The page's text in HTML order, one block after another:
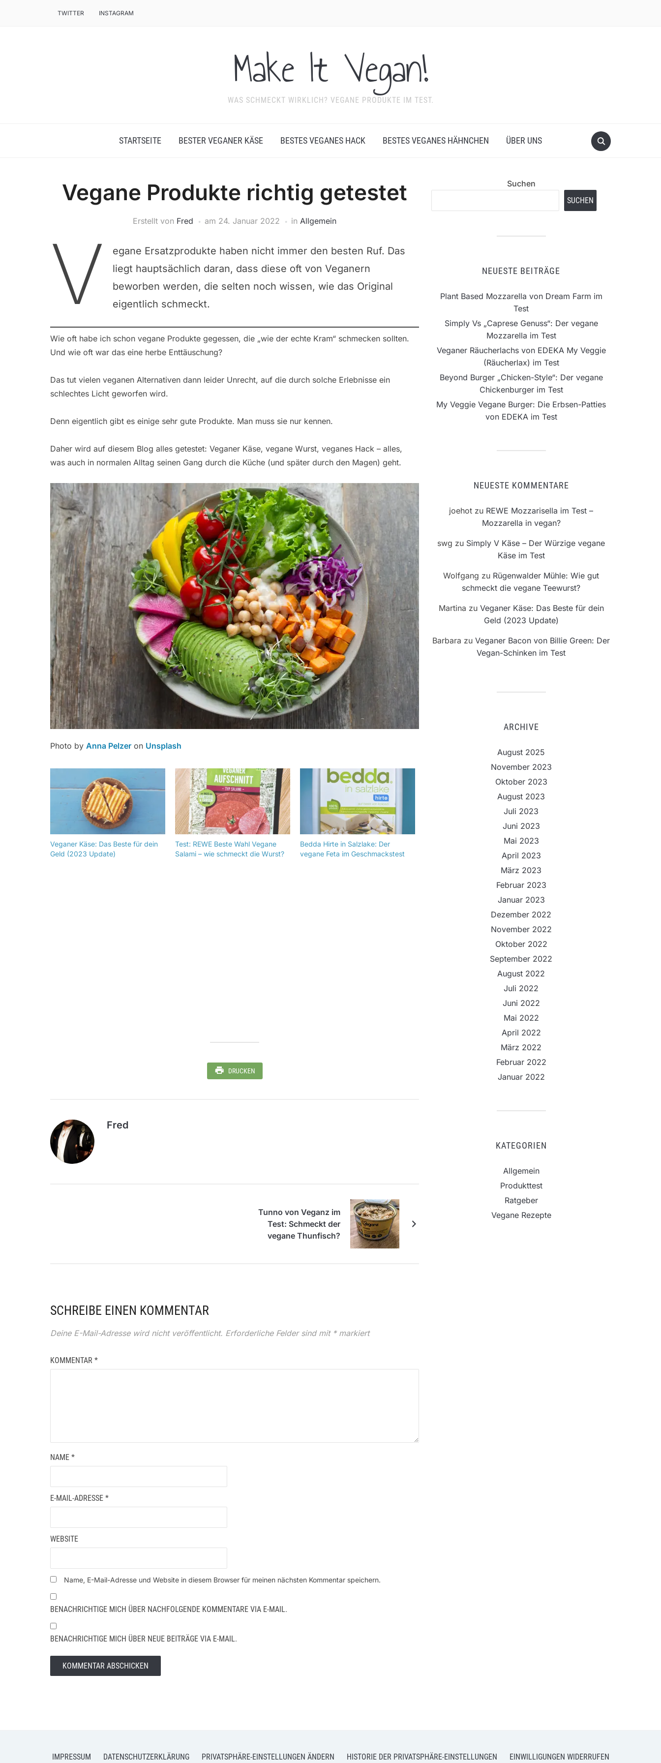
TWITTER INSTAGRAM
Make It Vegan!
WAS SCHMECKT WIRKLICH? VEGANE PRODUKTE IM TEST.
STARTSEITE BESTER VEGANER KÄSE BESTES VEGANES HACK BESTES VEGANES HÄHNCHEN ÜBER UNS
Vegane Produkte richtig getestet
Erstellt von Fred am 24. Januar 2022 in Allgemein
V
egane Ersatzprodukte haben nicht immer den besten Ruf. Das
liegt hauptsächlich daran, dass diese oft von Veganern
beworben werden, die selten noch wissen, wie das Original
eigentlich schmeckt.
Wie oft habe ich schon vegane Produkte gegessen, die „wie der echte Kram“ schmecken sollten.
Und wie oft war das eine herbe Enttäuschung?
Das tut vielen veganen Alternativen dann leider Unrecht, auf die durch solche Erlebnisse ein
schlechtes Licht geworfen wird.
Denn eigentlich gibt es einige sehr gute Produkte. Man muss sie nur kennen.
Daher wird auf diesem Blog alles getestet: Veganer Käse, vegane Wurst, veganes Hack – alles,
was auch in normalen Alltag seinen Gang durch die Küche (und später durch den Magen) geht.
Photo by Anna Pelzer on Unsplash
Veganer Käse: Das Beste für dein
Geld (2023 Update)
Test: REWE Beste Wahl Vegane
Salami – wie schmeckt die Wurst?
Bedda Hirte in Salzlake: Der
vegane Feta im Geschmackstest
DRUCKEN
Fred
Tunno von Veganz im
Test: Schmeckt der
vegane Thunfisch?
SCHREIBE EINEN KOMMENTAR
Deine E-Mail-Adresse wird nicht veröffentlicht. Erforderliche Felder sind mit *markiert
KOMMENTAR *
NAME *
E-MAIL-ADRESSE *
WEBSITE
Name, E-Mail-Adresse und Website in diesem Browser für meinen nächsten Kommentar speichern.
BENACHRICHTIGE MICH ÜBER NACHFOLGENDE KOMMENTARE VIA E-MAIL.
BENACHRICHTIGE MICH ÜBER NEUE BEITRÄGE VIA E-MAIL.
Suchen
SUCHEN
NEUESTE BEITRÄGE
Plant Based Mozzarella von Dream Farm im
Test
Simply Vs „Caprese Genuss“: Der vegane
Mozzarella im Test
Veganer Räucherlachs von EDEKA My Veggie
(Räucherlax) im Test
Beyond Burger „Chicken-Style“: Der vegane
Chickenburger im Test
My Veggie Vegane Burger: Die Erbsen-Patties
von EDEKA im Test
NEUESTE KOMMENTARE
joehot zu REWE Mozzarisella im Test –
Mozzarella in vegan?
swg zu Simply V Käse – Der Würzige vegane
Käse im Test
Wolfgang zu Rügenwalder Mühle: Wie gut
schmeckt die vegane Teewurst?
Martina zu Veganer Käse: Das Beste für dein
Geld (2023 Update)
Barbara zu Veganer Bacon von Billie Green: Der
Vegan-Schinken im Test
ARCHIVE
August 2025
November 2023
Oktober 2023
August 2023
Juli 2023
Juni 2023
Mai 2023
April 2023
März 2023
Februar 2023
Januar 2023
Dezember 2022
November 2022
Oktober 2022
September 2022
August 2022
Juli 2022
Juni 2022
Mai 2022
April 2022
März 2022
Februar 2022
Januar 2022
KATEGORIEN
Allgemein
Produkttest
Ratgeber
Vegane Rezepte
IMPRESSUM DATENSCHUTZERKLÄRUNG PRIVATSPHÄRE-EINSTELLUNGEN ÄNDERN HISTORIE DER PRIVATSPHÄRE-EINSTELLUNGEN EINWILLIGUNGEN WIDERRUFEN